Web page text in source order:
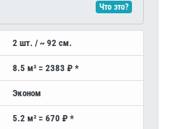
Что это?
2 шт. / ~ 92 см.
8.5 м² = 2383 ₽ *
Эконом
5.2 м² = 670 ₽ *